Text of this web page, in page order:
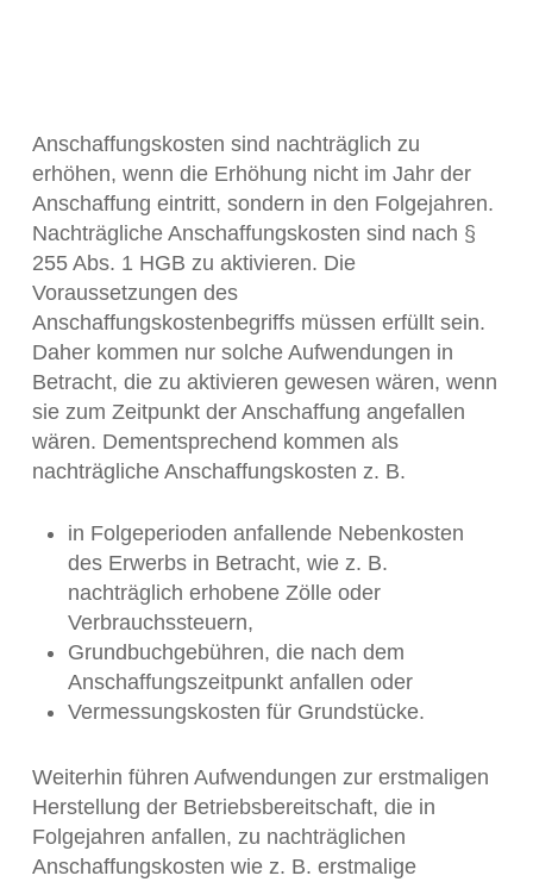
Anschaffungskosten sind nachträglich zu
erhöhen, wenn die Erhöhung nicht im Jahr der
Anschaffung eintritt, sondern in den Folgejahren.
Nachträgliche Anschaffungskosten sind nach §
255 Abs. 1 HGB zu aktivieren. Die
Voraussetzungen des
Anschaffungskostenbegriffs müssen erfüllt sein.
Daher kommen nur solche Aufwendungen in
Betracht, die zu aktivieren gewesen wären, wenn
sie zum Zeitpunkt der Anschaffung angefallen
wären. Dementsprechend kommen als
nachträgliche Anschaffungskosten z. B.
in Folgeperioden anfallende Nebenkosten
des Erwerbs in Betracht, wie z. B.
nachträglich erhobene Zölle oder
Verbrauchssteuern,
Grundbuchgebühren, die nach dem
Anschaffungszeitpunkt anfallen oder
Vermessungskosten für Grundstücke.
Weiterhin führen Aufwendungen zur erstmaligen
Herstellung der Betriebsbereitschaft, die in
Folgejahren anfallen, zu nachträglichen
Anschaffungskosten wie z. B. erstmalige